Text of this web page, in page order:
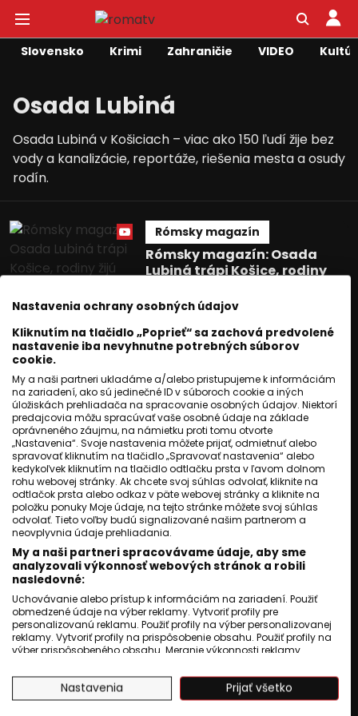
Slovensko Krimi Zahraničie VIDEO
Osada Lubiná
Osada Lubiná v Košiciach – viac ako 150 ľudí žije bez
vody a kanalizácie, reportáže, riešenia mesta a osudy
rodín.
Rómsky magazín
Rómsky magazín: Osada
Lubiná trápi Košice, rodiny
Petra Joška
07 máj 2026
2 min. čítania
Nastavenia ochrany osobných údajov
Kliknutím na tlačidlo „Poprieť“ sa zachová predvolené
nastavenie iba nevyhnutne potrebných súborov
cookie.
My a naši partneri ukladáme a/alebo pristupujeme k informáciám
na zariadení, ako sú jedinečné ID v súboroch cookie a iných
úložiskách prehliadača na spracovanie osobných údajov. Niektorí
predajcovia môžu spracúvať vaše osobné údaje na základe
oprávneného záujmu, na námietku proti tomu otvorte
„Nastavenia“. Svoje nastavenia môžete prijať, odmietnuť alebo
spravovať kliknutím na tlačidlo „Spravovať nastavenia“ alebo
kedykoľvek kliknutím na tlačidlo odtlačku prsta v ľavom dolnom
rohu webovej stránky. Ak chcete svoj súhlas odvolať, kliknite na
odtlačok prsta alebo odkaz v päte webovej stránky a kliknite na
položku ponuky Moje údaje, na tejto stránke môžete svoj súhlas
odvolať. Tieto voľby budú signalizované našim partnerom a
neovplyvnia údaje prehliadania.
My a naši partneri spracovávame údaje, aby sme
analyzovali výkonnosť webových stránok a robili
nasledovné:
Uchovávanie alebo prístup k informáciám na zariadení. Použiť
obmedzené údaje na výber reklamy. Vytvoriť profily pre
personalizovanú reklamu. Použiť profily na výber personalizovanej
reklamy. Vytvoriť profily na prispôsobenie obsahu. Použiť profily na
výber prispôsobeného obsahu. Meranie výkonnosti reklamy.
štatistík alebo spájania údajov z rôznych zdrojov. Vývoj a
zlepšovanie služieb. Použitie obmedzených údajov na výber
obsahu.
Nastavenia Prijať všetko